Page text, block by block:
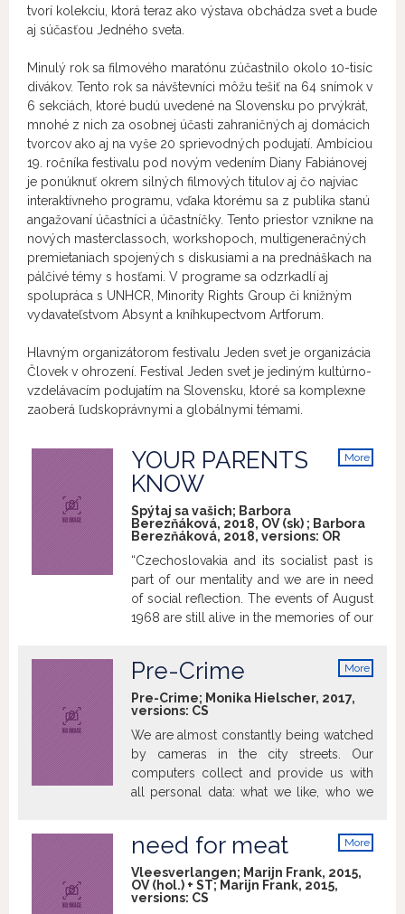
tvorí kolekciu, ktorá teraz ako výstava obchádza svet a bude
aj súčasťou Jedného sveta.
Minulý rok sa filmového maratónu zúčastnilo okolo 10-tisíc
divákov. Tento rok sa návštevníci môžu tešiť na 64 snímok v
6 sekciách, ktoré budú uvedené na Slovensku po prvýkrát,
mnohé z nich za osobnej účasti zahraničných aj domácich
tvorcov ako aj na vyše 20 sprievodných podujatí. Ambíciou
19. ročníka festivalu pod novým vedením Diany Fabiánovej
je ponúknuť okrem silných filmových titulov aj čo najviac
interaktívneho programu, vďaka ktorému sa z publika stanú
angažovaní účastníci a účastníčky. Tento priestor vznikne na
nových masterclassoch, workshopoch, multigeneračných
premietaniach spojených s diskusiami a na prednáškach na
pálčivé témy s hosťami. V programe sa odzrkadlí aj
spolupráca s UNHCR, Minority Rights Group či knižným
vydavateľstvom Absynt a kníhkupectvom Artforum.
Hlavným organizátorom festivalu Jeden svet je organizácia
Človek v ohrození. Festival Jeden svet je jediným kultúrno-
vzdelávacím podujatím na Slovensku, ktoré sa komplexne
zaoberá ľudskoprávnymi a globálnymi témami.
More
YOUR PARENTS
KNOW
Spýtaj sa vašich; Barbora
Berezňáková, 2018, OV (sk) ; Barbora
Berezňáková, 2018, versions: OR
“Czechoslovakia and its socialist past is
part of our mentality and we are in need
of social reflection. The events of August
1968 are still alive in the memories of our
values, thinking and nonetheless the
country to which we were born. We
wanted to go beyond the history books
and make the events more relatable
through ʻregularʼ people and their stories,
family histories, their fate and intentions
that are still shaping up our country
More
Pre-Crime
Pre-Crime; Monika Hielscher, 2017,
versions: CS
We are almost constantly being watched
by cameras in the city streets. Our
computers collect and provide us with
all personal data: what we like, who we
systematically linked this information
together in an attempt to reduce crime.
All the collected details from the lives of
monitored citizens determine whether
More
need for meat
Vleesverlangen; Marijn Frank, 2015,
OV (hol.) + ST; Marijn Frank, 2015,
versions: CS